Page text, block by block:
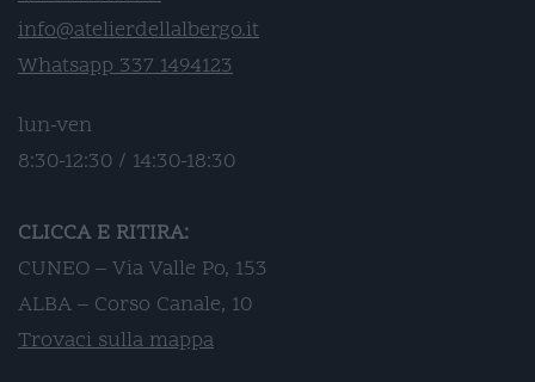
info@atelierdellalbergo.it
Whatsapp 337 1494123
lun-ven
8:30-12:30 / 14:30-18:30
CLICCA E RITIRA:
CUNEO – Via Valle Po, 153
ALBA – Corso Canale, 10
Trovaci sulla mappa